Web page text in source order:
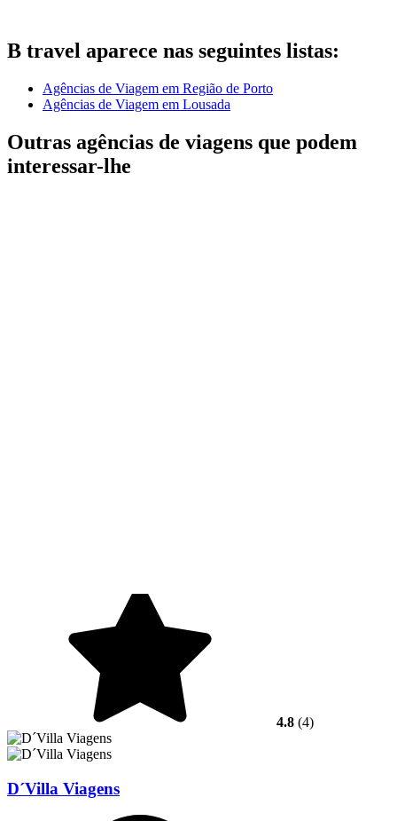
B travel aparece nas seguintes listas:
Agências de Viagem em Região de Porto
Agências de Viagem em Lousada
Outras agências de viagens que podem
interessar-lhe
4.8 (4)
D´Villa Viagens